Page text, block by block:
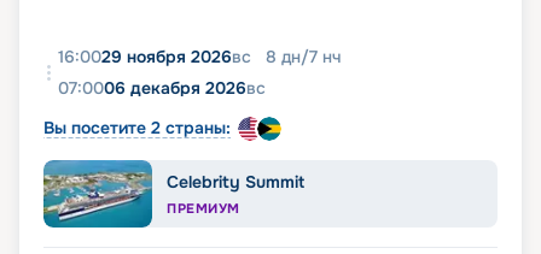
16:0029 ноября 2026вс 8 дн/7 нч
07:0006 декабря 2026вс
Вы посетите 2 страны:
Celebrity Summit
ПРЕМИУМ